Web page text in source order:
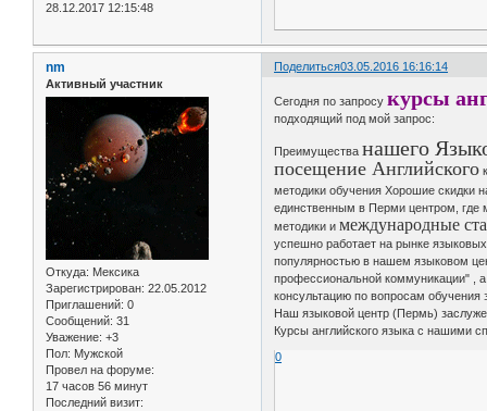
28.12.2017 12:15:48
Поделиться03.05.2016 16:16:14
nm
Активный участник
Откуда: Мексика
Зарегистрирован: 22.05.2012
Приглашений: 0
Сообщений: 31
Уважение: +3
Пол: Мужской
Провел на форуме:
17 часов 56 минут
Последний визит:
Сегодня по запросу курсы
подходящий под мой запрос:
Преимущества нашего
посещение Английского
методики обучения Хорошие скидки
единственным в Перми центром, где
методики имеждународные
успешно работает на рынке
популярностью в нашем языковом
профессиональной коммуникации" ,
консультацию по вопросам обучения
Наш языковой центр (Пермь)
Курсы английского языка с нашими
0